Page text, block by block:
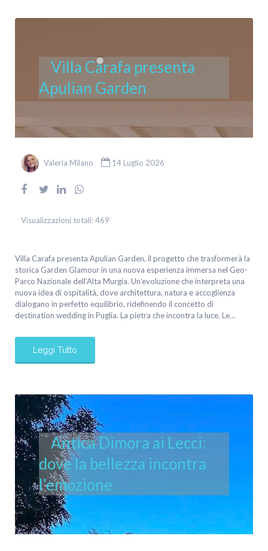
Villa Carafa presenta
Apulian Garden
Valeria Milano 14 Luglio 2026
Visualizzazioni totali:469
Villa Carafa presenta Apulian Garden, il progetto che trasformerà la
storica Garden Glamour in una nuova esperienza immersa nel Geo-
Parco Nazionale dell’Alta Murgia. Un’evoluzione che interpreta una
nuova idea di ospitalità, dove architettura, natura e accoglienza
dialogano in perfetto equilibrio, ridefinendo il concetto di
destination wedding in Puglia. La pietra che incontra la luce. Le…
Leggi Tutto
Antica Dimora ai Lecci:
dove la bellezza incontra
l’emozione